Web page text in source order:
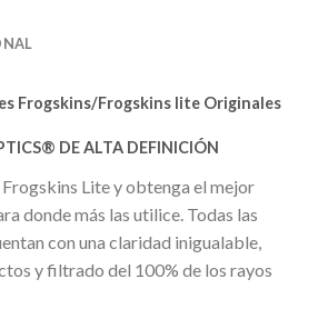
Frogskins/Frogskins lite Originales
DE ALTA DEFINICIÓN
Lite y obtenga el mejor
donde más las utilice. Todas las
con una claridad inigualable,
y filtrado del 100% de los rayos